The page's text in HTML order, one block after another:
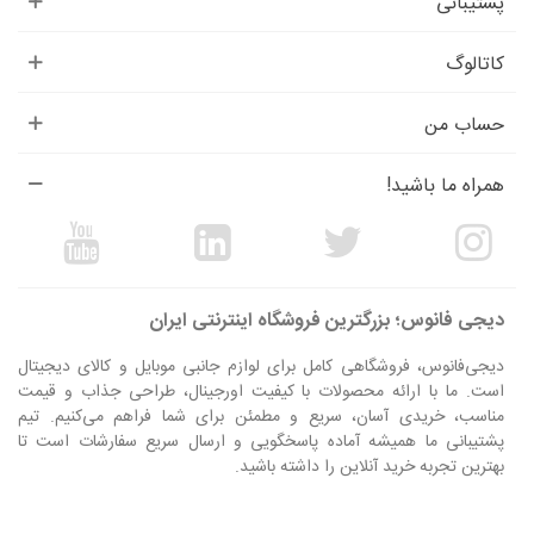
است که با ویژگی‌های پیشرفته، طراحی مدرن و قیمت‌های متنوع برای
ترکیب چند محصول کاربردی و لوکس، گزینه‌ای ایده‌آل برای هدیه دادن به
عزیزان است. با بررسی و مقایسه مدل‌ها و برندها، می‌توانید بهترین ★ساعت
ایرپاد★ را انتخاب کنید و تجربه‌ای متفاوت از تکنولوژی در زندگی روزمره خود
کاتالوگ
حساب من
همراه ما باشید!
دیجی فانوس؛ بزرگترین فروشگاه اینترنتی ایران
دیجی‌فانوس، فروشگاهی کامل برای لوازم جانبی موبایل و کالای دیجیتال
است. ما با ارائه محصولات با کیفیت اورجینال، طراحی جذاب و قیمت
مناسب، خریدی آسان، سریع و مطمئن برای شما فراهم می‌کنیم. تیم
پشتیبانی ما همیشه آماده پاسخگویی و ارسال سریع سفارشات است تا
بهترین تجربه خرید آنلاین را داشته باشید.